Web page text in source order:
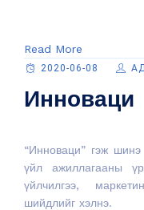
Read More
2020-06-08
Инноваци
“Инноваци” гэж шинэ
үйл ажиллагааны
үйлчилгээ,
шийдлийг хэлнэ.